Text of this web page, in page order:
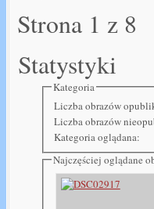
Strona 1 z 8
Statystyki
Kategoria
Liczba obrazów
Liczba obrazów
Kategoria oglądana:
Najczęściej oglądane